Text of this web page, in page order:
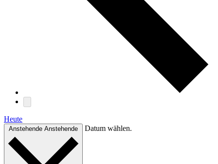
Heute
Anstehende Anstehende Datum wählen.